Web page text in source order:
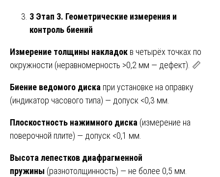
3 Этап 3. Геометрические измерения и
контроль биений
Измерение толщины накладок в четырёх точках по
окружности (неравномерность >0,2 мм — дефект). 📏
Биение ведомого диска при установке на оправку
(индикатор часового типа) — допуск <0,3 мм.
Плоскостность нажимного диска (измерение на
поверочной плите) — допуск <0,1 мм.
Высота лепестков диафрагменной
пружины (разнотолщинность) — не более 0,5 мм.